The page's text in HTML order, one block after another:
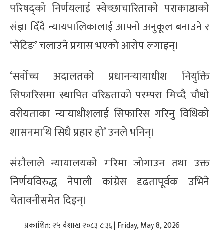
परिषद्को निर्णयलाई स्वेच्छाचारिताको पराकाष्ठाको
संज्ञा दिँदै न्यायपालिकालाई आफ्नो अनुकूल बनाउने र
‘सेटिङ’ चलाउने प्रयास भएको आरोप लगाइन्।
‘सर्वोच्च अदालतको प्रधानन्यायाधीश नियुक्ति
सिफारिसमा स्थापित वरिष्ठताको परम्परा मिच्दै चौथो
वरीयताका न्यायाधीशलाई सिफारिस गरिनु विधिको
शासनमाथि सिधै प्रहार हो’ उनले भनिन्।
संग्रौलाले न्यायालयको गरिमा जोगाउन तथा उक्त
निर्णयविरुद्ध नेपाली कांग्रेस दृढतापूर्वक उभिने
चेतावनीसमेत दिइन्।
प्रकाशित: २५ वैशाख २०८३ ८:३६ | Friday, May 8, 2026